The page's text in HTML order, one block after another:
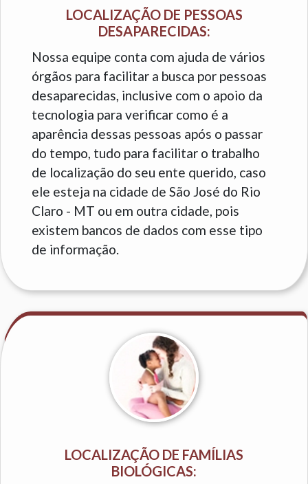
LOCALIZAÇÃO DE PESSOAS
DESAPARECIDAS:
Nossa equipe conta com ajuda de vários
órgãos para facilitar a busca por pessoas
desaparecidas, inclusive com o apoio da
tecnologia para verificar como é a
aparência dessas pessoas após o passar
do tempo, tudo para facilitar o trabalho
de localização do seu ente querido, caso
ele esteja na cidade de São José do Rio
Claro - MT ou em outra cidade, pois
existem bancos de dados com esse tipo
de informação.
LOCALIZAÇÃO DE FAMÍLIAS
BIOLÓGICAS: